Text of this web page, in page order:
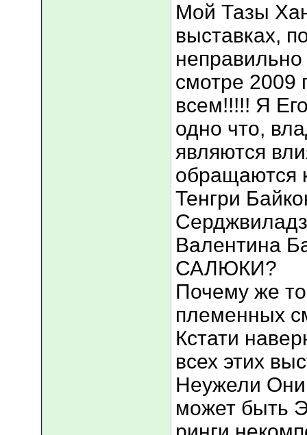
Мой Тазы
выставках,
смотре 2009
всем!!!!! Я
одно что,
являются
обращаются
Тенгри
Валентина
САЛЮКИ?
Почему же
племенных
Кстати
всех этих
Неужели
может быть